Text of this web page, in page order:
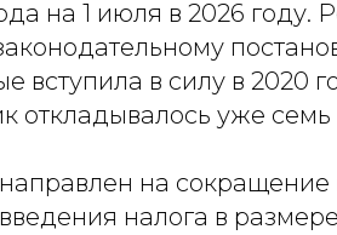
на 1 июля в 2026 году.
вступила в силу в 2020
откладывалось уже
на сокращение
налога в